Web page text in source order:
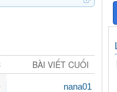
BÀI VIẾT CUỐI
nana01